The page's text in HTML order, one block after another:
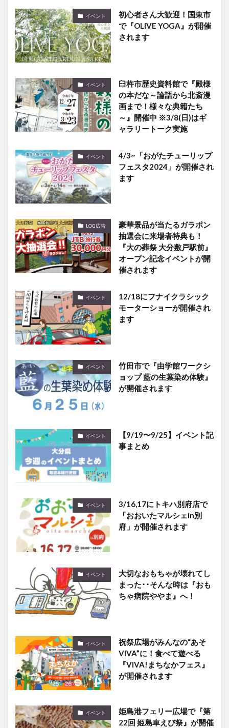
イベント
初心者さん大歓迎！国東市
で『OLIVE YOGA』が開催
されます
イベント
臼杵市歴史資料館で『殿様
の本だな～論語から北斎漫
画まで！様々な典籍たち
～』開催中 ※3/8(日)はギ
ャラリートーク実施
イベント
4/3~「おがたチューリップ
フェスタ2024」が開催され
ます
LOG広告
豪華景品が当たるガラポン
抽選会に来場者特典も！
『大の葬祭 大分敷戸駅前』
オープン記念イベントが開
催されます
イベント
12/18にフナイクラシック
モーターショーが開催され
ます
イベント
竹田市で『由学館ワークシ
ョップ 藍の生葉染め体験』
が開催されます
イベント
【9/19〜9/25】イベント記
事まとめ
イベント
3/16,17にトキハ別府店で
「おおいたマルシェin別
府」が開催されます
イベント
大切なおもちゃが壊れてし
まった･･そんな時は『おも
ちゃ病院ややま』へ！
イベント
祝祭広場がみんなの“あそ
VIVA”に！食べて遊べる
『VIVA!まちなかフェス』
が開催されます
イベント
姫島港フェリー広場で『第
22回 姫島車えび祭』が開催